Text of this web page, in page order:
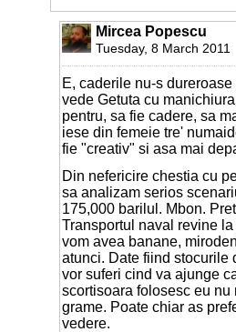
Mircea Popescu
Tuesday, 8 March 2011
E, caderile nu-s
vede Getuta cu
pentru, sa fie cadere, sa
iese din femeie tre'
fie "creativ" si asa mai
Din nefericire chestia cu
sa analizam serios
175,000 barilul. Mbon.
Transportul naval revine
vom avea banane,
atunci. Date fiind stocurile
vor suferi cind va ajunge
scortisoara folosesc eu
grame. Poate chiar as
vedere.